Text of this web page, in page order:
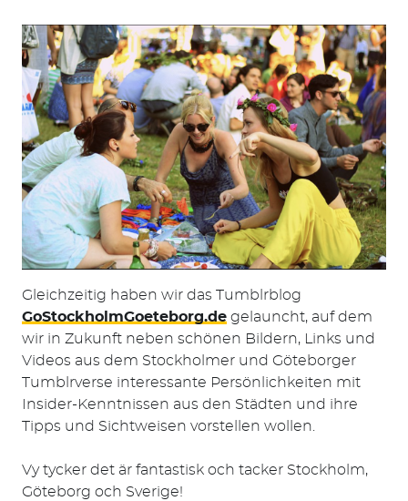
Suchen
nach:
Gleichzeitig haben wir das Tumblrblog
GoStockholmGoeteborg.de gelauncht, auf dem
wir in Zukunft neben schönen Bildern, Links und
Videos aus dem Stockholmer und Göteborger
Tumblrverse interessante Persönlichkeiten mit
Insider-Kenntnissen aus den Städten und ihre
Tipps und Sichtweisen vorstellen wollen.
Vy tycker det är fantastisk och tacker Stockholm,
Göteborg och Sverige!